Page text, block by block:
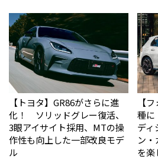
【トヨタ】GR86がさらに進
化！ ソリッドグレー復活、
3眼アイサイト採用、MTの操
作性も向上した一部改良モデ
ル
【
種に
デ
ン
を楽